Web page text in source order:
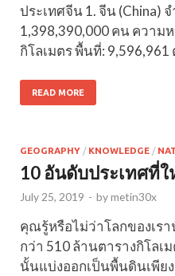
ประเทศจีน 1. จีน (China)
1,398,390,000 คน ความ
กิโลเมตร พื้นที่: 9,596,961
READ MORE
GEOGRAPHY / KNOWLEDGE /
10 อันดับประเทศที่
July 25, 2019 - bymetin30x
คุณรู้หรือไม่ว่าโลกของเร
กว่า 510 ล้านตารางกิโลเ
นั้นแบ่งออกเป็นพื้นดินเพีย